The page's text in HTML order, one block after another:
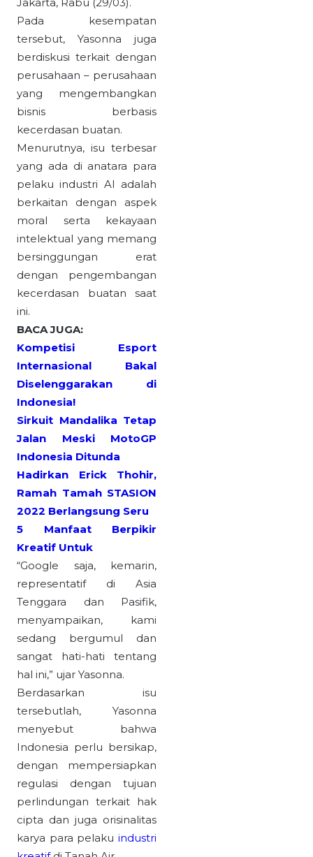
Jakarta, Rabu (29/03).
Pada kesempatan
tersebut, Yasonna juga
berdiskusi terkait dengan
perusahaan – perusahaan
yang mengembangkan
bisnis berbasis
kecerdasan buatan.
Menurutnya, isu terbesar
yang ada di anatara para
pelaku industri AI adalah
berkaitan dengan aspek
moral serta kekayaan
intelektual yang memang
bersinggungan erat
dengan pengembangan
kecerdasan buatan saat
ini.
BACA JUGA:
Kompetisi Esport
Internasional Bakal
Diselenggarakan di
Indonesia!
Sirkuit Mandalika Tetap
Jalan Meski MotoGP
Indonesia Ditunda
Hadirkan Erick Thohir,
Ramah Tamah STASION
2022 Berlangsung Seru
5 Manfaat Berpikir
Kreatif Untuk
“Google saja, kemarin,
representatif di Asia
Tenggara dan Pasifik,
menyampaikan, kami
sedang bergumul dan
sangat hati-hati tentang
hal ini,” ujar Yasonna.
Berdasarkan isu
tersebutlah, Yasonna
menyebut bahwa
Indonesia perlu bersikap,
dengan mempersiapkan
regulasi dengan tujuan
perlindungan terkait hak
cipta dan juga orisinalitas
karya para pelaku industri